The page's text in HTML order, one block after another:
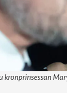
kronprinsessan